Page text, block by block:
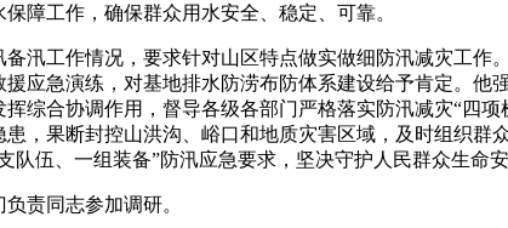
障工作，确保群众用水安全、稳定、可靠。
工作情况，要求针对山区特点做实做细防汛减灾工作
应急演练，对基地排水防涝布防体系建设给予肯定。
综合协调作用，督导各级各部门严格落实防汛减灾“四
，果断封控山洪沟、峪口和地质灾害区域，及时组织
队伍、一组装备”防汛应急要求，坚决守护人民群众生命安
责同志参加调研。